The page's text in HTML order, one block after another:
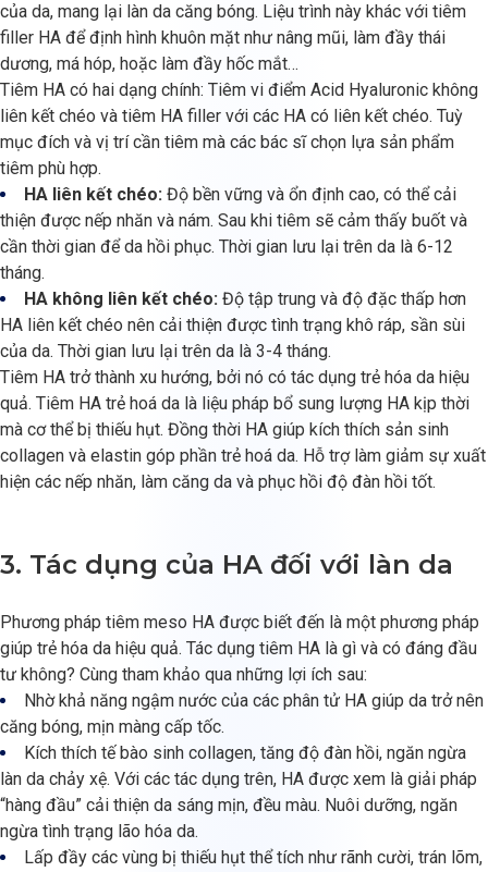
của da, mang lại làn da căng bóng. Liệu trình này khác với tiêm
filler HA để định hình khuôn mặt như nâng mũi, làm đầy thái
dương, má hóp, hoặc làm đầy hốc mắt…
Tiêm HA có hai dạng chính: Tiêm vi điểm Acid Hyaluronic không
liên kết chéo và tiêm HA filler với các HA có liên kết chéo. Tuỳ
mục đích và vị trí cần tiêm mà các bác sĩ chọn lựa sản phẩm
tiêm phù hợp.
HA liên kết chéo: Độ bền vững và ổn định cao, có thể cải
thiện được nếp nhăn và nám. Sau khi tiêm sẽ cảm thấy buốt và
cần thời gian để da hồi phục. Thời gian lưu lại trên da là 6-12
tháng.
HA không liên kết chéo: Độ tập trung và độ đặc thấp hơn
HA liên kết chéo nên cải thiện được tình trạng khô ráp, sần sùi
của da. Thời gian lưu lại trên da là 3-4 tháng.
Tiêm HA trở thành xu hướng, bởi nó có tác dụng trẻ hóa da hiệu
quả. Tiêm HA trẻ hoá da là liệu pháp bổ sung lượng HA kịp thời
mà cơ thể bị thiếu hụt. Đồng thời HA giúp kích thích sản sinh
collagen và elastin góp phần trẻ hoá da. Hỗ trợ làm giảm sự xuất
hiện các nếp nhăn, làm căng da và phục hồi độ đàn hồi tốt.
3. Tác dụng của HA đối với làn da
Phương pháp tiêm meso HA được biết đến là một phương pháp
giúp trẻ hóa da hiệu quả. Tác dụng tiêm HA là gì và có đáng đầu
tư không? Cùng tham khảo qua những lợi ích sau:
Nhờ khả năng ngậm nước của các phân tử HA giúp da trở nên
căng bóng, mịn màng cấp tốc.
Kích thích tế bào sinh collagen, tăng độ đàn hồi, ngăn ngừa
làn da chảy xệ. Với các tác dụng trên, HA được xem là giải pháp
“hàng đầu” cải thiện da sáng mịn, đều màu. Nuôi dưỡng, ngăn
ngừa tình trạng lão hóa da.
Lấp đầy các vùng bị thiếu hụt thể tích như rãnh cười, trán lõm,